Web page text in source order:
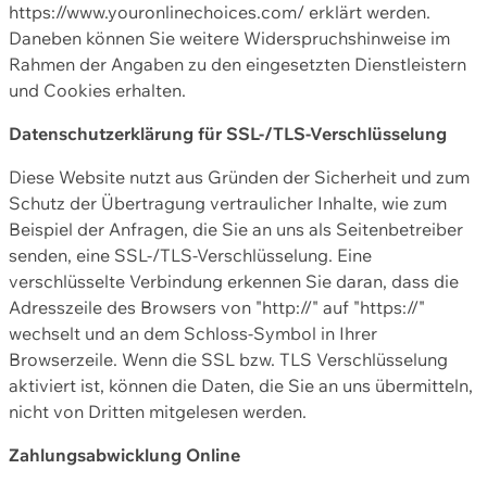
https://www.youronlinechoices.com/ erklärt werden.
Daneben können Sie weitere Widerspruchshinweise im
Rahmen der Angaben zu den eingesetzten Dienstleistern
und Cookies erhalten.
Datenschutzerklärung für SSL-/TLS-Verschlüsselung
Diese Website nutzt aus Gründen der Sicherheit und zum
Schutz der Übertragung vertraulicher Inhalte, wie zum
Beispiel der Anfragen, die Sie an uns als Seitenbetreiber
senden, eine SSL-/TLS-Verschlüsselung. Eine
verschlüsselte Verbindung erkennen Sie daran, dass die
Adresszeile des Browsers von "http://" auf "https://"
wechselt und an dem Schloss-Symbol in Ihrer
Browserzeile. Wenn die SSL bzw. TLS Verschlüsselung
aktiviert ist, können die Daten, die Sie an uns übermitteln,
nicht von Dritten mitgelesen werden.
Zahlungsabwicklung Online